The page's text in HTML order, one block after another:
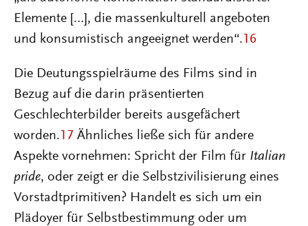
Elemente […], die massenkulturell angeboten
und konsumistisch angeeignet werden“. 16
Die Deutungsspielräume des Films sind in
Bezug auf die darin präsentierten
Geschlechterbilder bereits ausgefächert
worden. 17 Ähnliches ließe sich für andere
Aspekte vornehmen: Spricht der Film für Italian
pride, oder zeigt er die Selbstzivilisierung eines
Vorstadtprimitiven? Handelt es sich um ein
Plädoyer für Selbstbestimmung oder um